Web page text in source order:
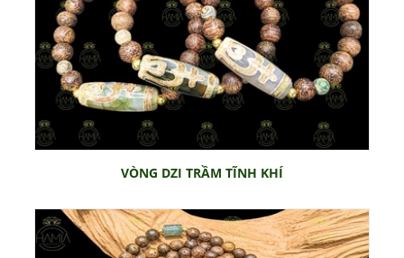
VÒNG DZI TRẦM TĨNH KHÍ